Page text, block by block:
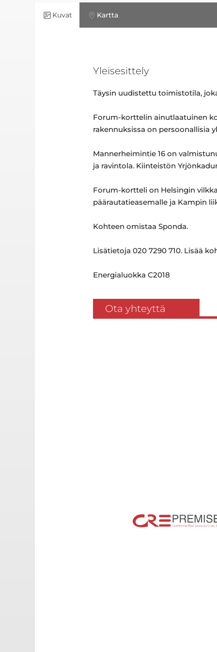
Kuvat Kartta
Yleisesittely
Täysin uudistettu toimistotila,
Forum-korttelin ainutlaatuinen
rakennuksissa on persoonallisia
Mannerheimintie 16 on
ja ravintola. Kiinteistön
Forum-kortteli on Helsingin
päärautatieasemalle ja Kampin
Kohteen omistaa Sponda.
Lisätietoja 020 7290 710. Lisää
Energialuokka C2018
Ota yhteyttä